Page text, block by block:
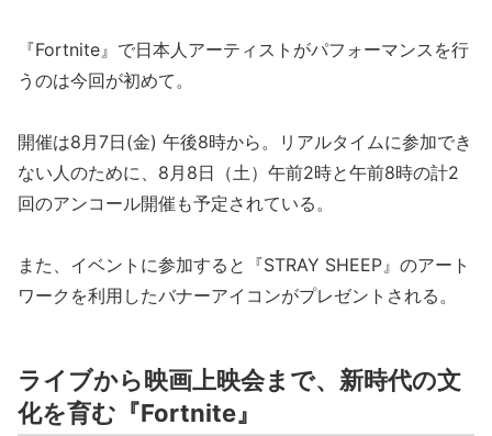
『Fortnite』で日本人アーティストがパフォーマンスを行
うのは今回が初めて。
開催は8月7日(金) 午後8時から。リアルタイムに参加でき
ない人のために、8月8日（土）午前2時と午前8時の計2
回のアンコール開催も予定されている。
また、イベントに参加すると『STRAY SHEEP』のアート
ワークを利用したバナーアイコンがプレゼントされる。
ライブから映画上映会まで、新時代の文
化を育む『Fortnite』